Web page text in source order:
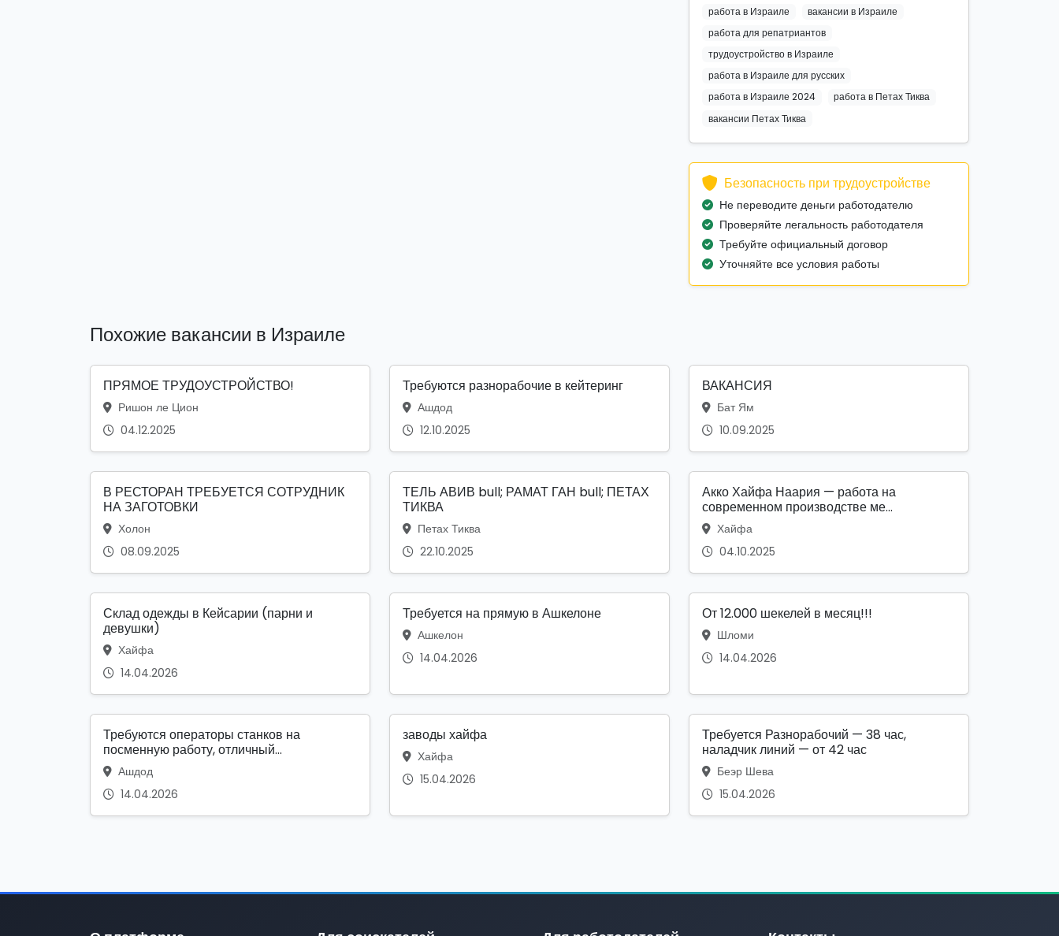
работа в Израиле
вакансии в Израиле
работа для репатриантов
трудоустройство в Израиле
работа в Израиле для русских
работа в Израиле 2024
работа в Петах Тиква
вакансии Петах Тиква
Безопасность при трудоустройстве
Не переводите деньги работодателю
Проверяйте легальность работодателя
Требуйте официальный договор
Уточняйте все условия работы
Похожие вакансии в Израиле
ПРЯМОЕ ТРУДОУСТРОЙСТВО!
Ришон ле Цион
04.12.2025
Требуются разнорабочие в кейтеринг
Ашдод
12.10.2025
ВАКАНСИЯ
Бат Ям
10.09.2025
В РЕСТОРАН ТРЕБУЕТСЯ СОТРУДНИК
НА ЗАГОТОВКИ
Холон
08.09.2025
ТЕЛЬ АВИВ bull; РАМАТ ГАН bull; ПЕТАХ
ТИКВА
Петах Тиква
22.10.2025
Акко Хайфа Наария — работа на
современном производстве ме...
Хайфа
04.10.2025
Склад одежды в Кейсарии (парни и
девушки)
Хайфа
14.04.2026
Требуется на прямую в Ашкелоне
Ашкелон
14.04.2026
От 12.000 шекелей в месяц!!!
Шломи
14.04.2026
Требуются операторы станков на
посменную работу, отличный...
Ашдод
14.04.2026
заводы хайфа
Хайфа
15.04.2026
Требуется Разнорабочий — 38 час,
наладчик линий — от 42 час
Беэр Шева
15.04.2026